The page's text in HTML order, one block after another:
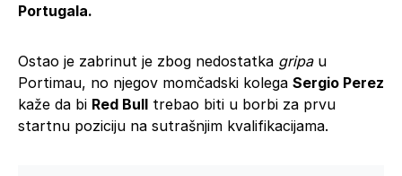
Portugala.
Ostao je zabrinut je zbog nedostatka gripau
Portimau, no njegov momčadski kolega Sergio Perez
kaže da bi Red Bull trebao biti u borbi za prvu
startnu poziciju na sutrašnjim kvalifikacijama.